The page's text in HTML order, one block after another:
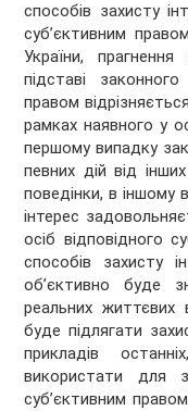
способів захисту
суб’єктивним
України,
підставі
правом
рамках наявного у
першому випадку
певних дій від
поведінки, в іншому
інтерес
осіб відповідного
способів захисту
об’єктивно буде
реальних життєвих
буде підлягати
прикладів
використати для
суб’єктивним